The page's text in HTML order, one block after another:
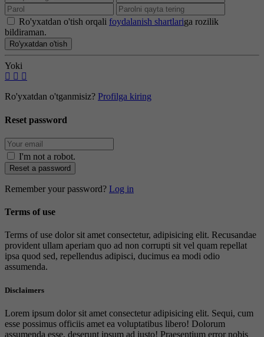
Ro'yxatdan o'tish orqali foydalanish shartlariga rozilik
bildiraman.
Ro'yxatdan o'tish
Yoki
Ro'yxatdan o'tganmisiz? Profilga kiring
Reset password
I'm not a robot.
Reset a password
Remember your password? Log in
Terms of use
Terms of use dolor sit amet consectetur, adipisicing elit. Recusandae
provident ullam aperiam quo ad non corrupti sit vel quam repellat
ipsa quod sed, repellendus adipisci, ducimus ea modi odio
assumenda.
Disclaimers
Lorem ipsum dolor sit amet consectetur adipisicing elit. Sequi, cum
esse possimus officiis amet ea voluptatibus libero! Dolorum
assumenda esse, deserunt ipsum ad iusto! Praesentium error nobis